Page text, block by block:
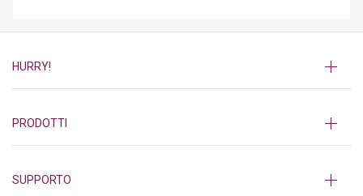
HURRY!
PRODOTTI
SUPPORTO